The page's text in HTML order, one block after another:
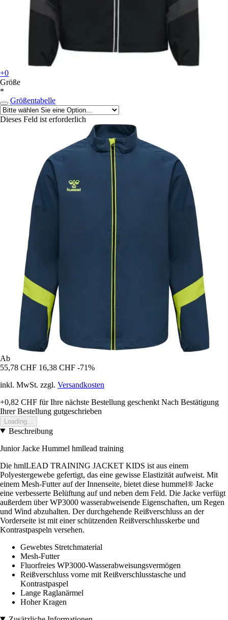
+0
Größe
*
Größentabelle
Dieses Feld ist erforderlich
Ab
55,78 CHF 16,38 CHF -71%
inkl. MwSt. zzgl. Versandkosten
+0,82 CHF für Ihre nächste Bestellung geschenkt Nach Bestätigung
Ihrer Bestellung gutgeschrieben
Loading...
Beschreibung
Junior Jacke Hummel hmllead training
Die hmlLEAD TRAINING JACKET KIDS ist aus einem
Polyestergewebe gefertigt, das eine gewisse Elastizität aufweist. Mit
einem Mesh-Futter auf der Innenseite, bietet diese hummel® Jacke
eine verbesserte Belüftung auf und neben dem Feld. Die Jacke verfügt
außerdem über WP3000 wasserabweisende Eigenschaften, um Regen
und Wind abzuhalten. Der durchgehende Reißverschluss an der
Vorderseite ist mit einer schützenden Reißverschlusskerbe und
Kontrastpaspeln versehen.
Gewebtes Stretchmaterial
Mesh-Futter
Fluorfreies WP3000-Wasserabweisungsvermögen
Reißverschluss vorne mit Reißverschlusstasche und
Kontrastpaspel
Lange Raglanärmel
Hoher Kragen